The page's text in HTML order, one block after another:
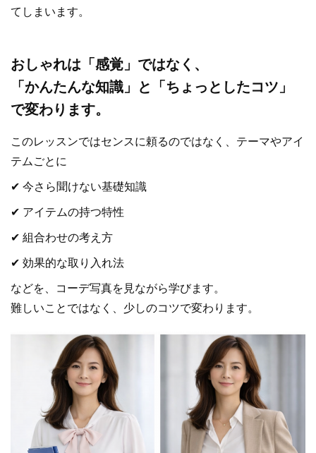
てしまいます。
おしゃれは「感覚」ではなく、
「かんたんな知識」と「ちょっとしたコツ」
で変わります。
このレッスンではセンスに頼るのではなく、テーマやアイ
テムごとに
✔ 今さら聞けない基礎知識
✔ アイテムの持つ特性
✔ 組合わせの考え方
✔ 効果的な取り入れ法
などを、コーデ写真を見ながら学びます。
難しいことではなく、少しのコツで変わります。